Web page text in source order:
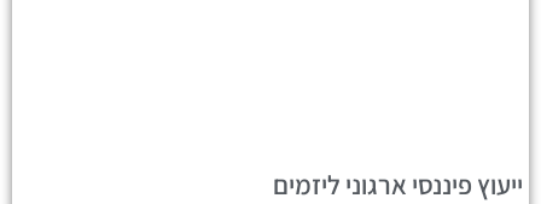
ייעוץ פיננסי ארגוני ליזמים